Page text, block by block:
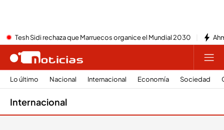
Tesh Sidi rechaza que Marruecos organice el Mundial 2030
Lo último Nacional Internacional Economía Sociedad
Internacional